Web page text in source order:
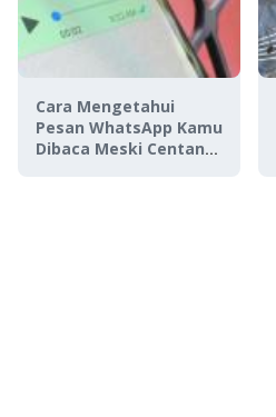
Cara Mengetahui
Pesan WhatsApp Kamu
Dibaca Meski Centang